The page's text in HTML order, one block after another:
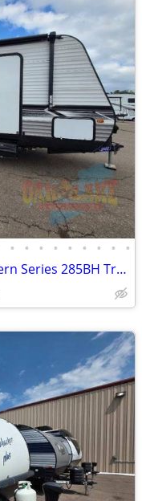
• • • • • • • • •
2022 Dutchmen RV Coleman Lantern Series 285BH Travel Trailer